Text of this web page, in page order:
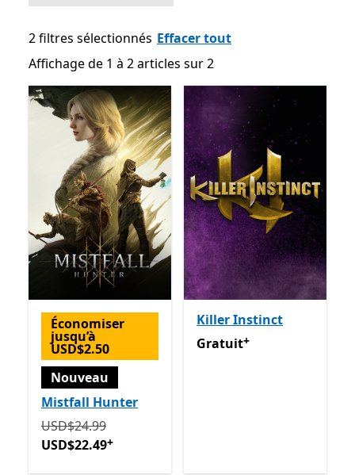
2 filtres sélectionnés Effacer tout
Affichage de 1 à 2 articles sur 2
Affichage de 1 à 2 articles sur 2
Économiser
jusqu’à
USD$2.50
Nouveau
Mistfall Hunter
Initialement USD$24.99 maintenant USD$22.49
USD$24.99
USD$22.49+
Killer Instinct
GratuitAvec des achats
Gratuit+